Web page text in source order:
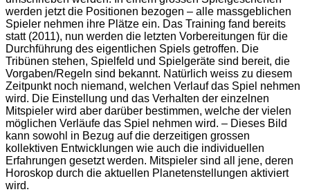
werden jetzt die Positionen bezogen – alle massgeblichen
Spieler nehmen ihre Plätze ein. Das Training fand bereits
statt (2011), nun werden die letzten Vorbereitungen für die
Durchführung des eigentlichen Spiels getroffen. Die
Tribünen stehen, Spielfeld und Spielgeräte sind bereit, die
Vorgaben/Regeln sind bekannt. Natürlich weiss zu diesem
Zeitpunkt noch niemand, welchen Verlauf das Spiel nehmen
wird. Die Einstellung und das Verhalten der einzelnen
Mitspieler wird aber darüber bestimmen, welche der vielen
möglichen Verläufe das Spiel nehmen wird. – Dieses Bild
kann sowohl in Bezug auf die derzeitigen grossen
kollektiven Entwicklungen wie auch die individuellen
Erfahrungen gesetzt werden. Mitspieler sind all jene, deren
Horoskop durch die aktuellen Planetenstellungen aktiviert
wird.